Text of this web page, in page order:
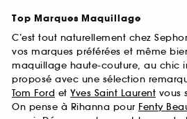
Top Marques Maquillage
C’est tout naturellement chez
vos marques préférées et même
maquillage haute-couture, au chic
proposé avec une sélection
Tom Ford et Yves Saint Laurent vous
On pense à Rihanna pour Fenty